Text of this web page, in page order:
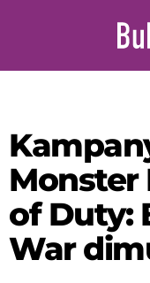
Monster
of Duty:
War